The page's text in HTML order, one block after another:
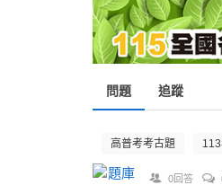
問題 追蹤
高普考考古題
0回答